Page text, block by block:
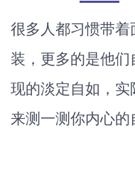
很多人都习惯带
装，更多的是他
现的淡定自如，
来测一测你内心的